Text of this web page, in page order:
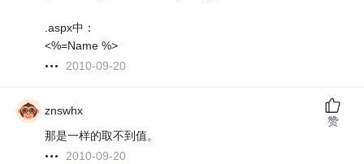
.aspx中：
<%=Name %>
2010-09-20
znswhx
那是一样的取不到值。
2010-09-20
赞